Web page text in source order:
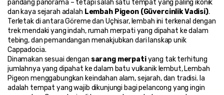
pandang panorama – tetapi salah satu tempat yang paling ikonik
dan kaya sejarah adalah Lembah Pigeon (Güvercinlik Vadisi).
Terletak di antara Göreme dan Uçhisar, lembah ini terkenal dengan
trek mendaki yang indah, rumah merpati yang dipahat ke dalam
tebing, dan pemandangan menakjubkan dari lanskap unik
Cappadocia.
Dinamakan sesuai dengan sarang merpati yang tak terhitung
jumlahnya yang dipahat ke dalam batu vulkanik lembut, Lembah
Pigeon menggabungkan keindahan alam, sejarah, dan tradisi. Ia
adalah tempat yang wajib dikunjungi bagi pelancong yang ingin